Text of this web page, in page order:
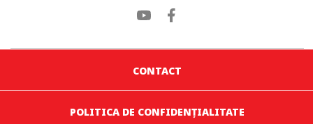
CONTACT
POLITICA DE CONFIDENȚIALITATE